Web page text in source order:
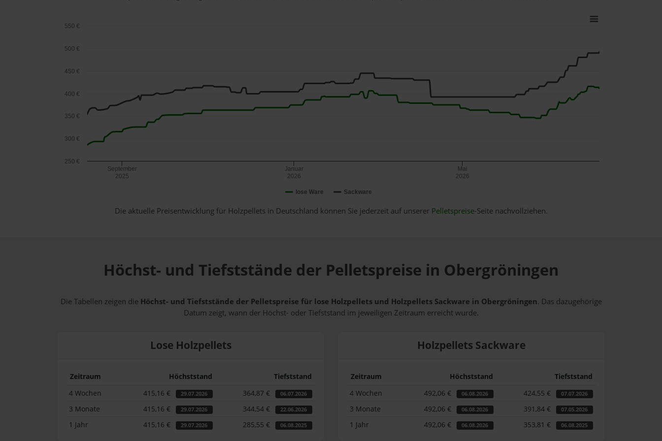
lose Ware Sackware
September
2025
Januar
2026
Mai
2026
250 €
300 €
350 €
400 €
450 €
500 €
550 €
Die aktuelle Preisentwicklung für Holzpellets in Deutschland können Sie jederzeit auf unserer Pelletspreise-Seite nachvollziehen.
Höchst- und Tiefststände der Pelletspreise in Obergröningen
Die Tabellen zeigen die Höchst- und Tiefststände der Pelletspreise für lose Holzpellets und Holzpellets Sackware in Obergröningen. Das dazugehörige
Datum zeigt, wann der Höchst- oder Tiefststand im jeweiligen Zeitraum erreicht wurde.
Lose Holzpellets
Zeitraum Höchststand
Tiefststand
4 Wochen
415,16 € 29.07.2026 364,87 € 06.07.2026
3 Monate 415,16 € 29.07.2026 344,54 € 22.06.2026
1 Jahr 415,16 € 29.07.2026 285,55 € 06.08.2025
Holzpellets Sackware
Zeitraum Höchststand
Tiefststand
4 Wochen
492,06 € 06.08.2026 424,55 € 07.07.2026
3 Monate 492,06 € 06.08.2026 391,84 € 07.05.2026
1 Jahr 492,06 € 06.08.2026 353,81 € 06.08.2025